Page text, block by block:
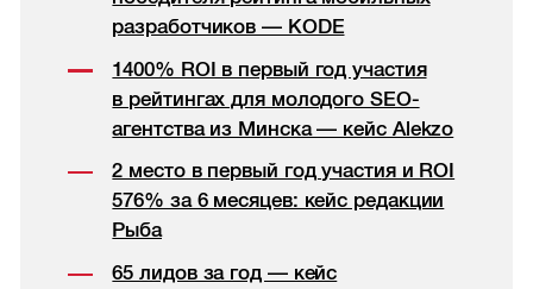
разработчиков — KODE
1400% ROI в первый год участия
в рейтингах для молодого SEO-
агентства из Минска — кейс Alekzo
2 место в первый год участия и ROI
576% за 6 месяцев: кейс редакции
Рыба
65 лидов за год — кейс